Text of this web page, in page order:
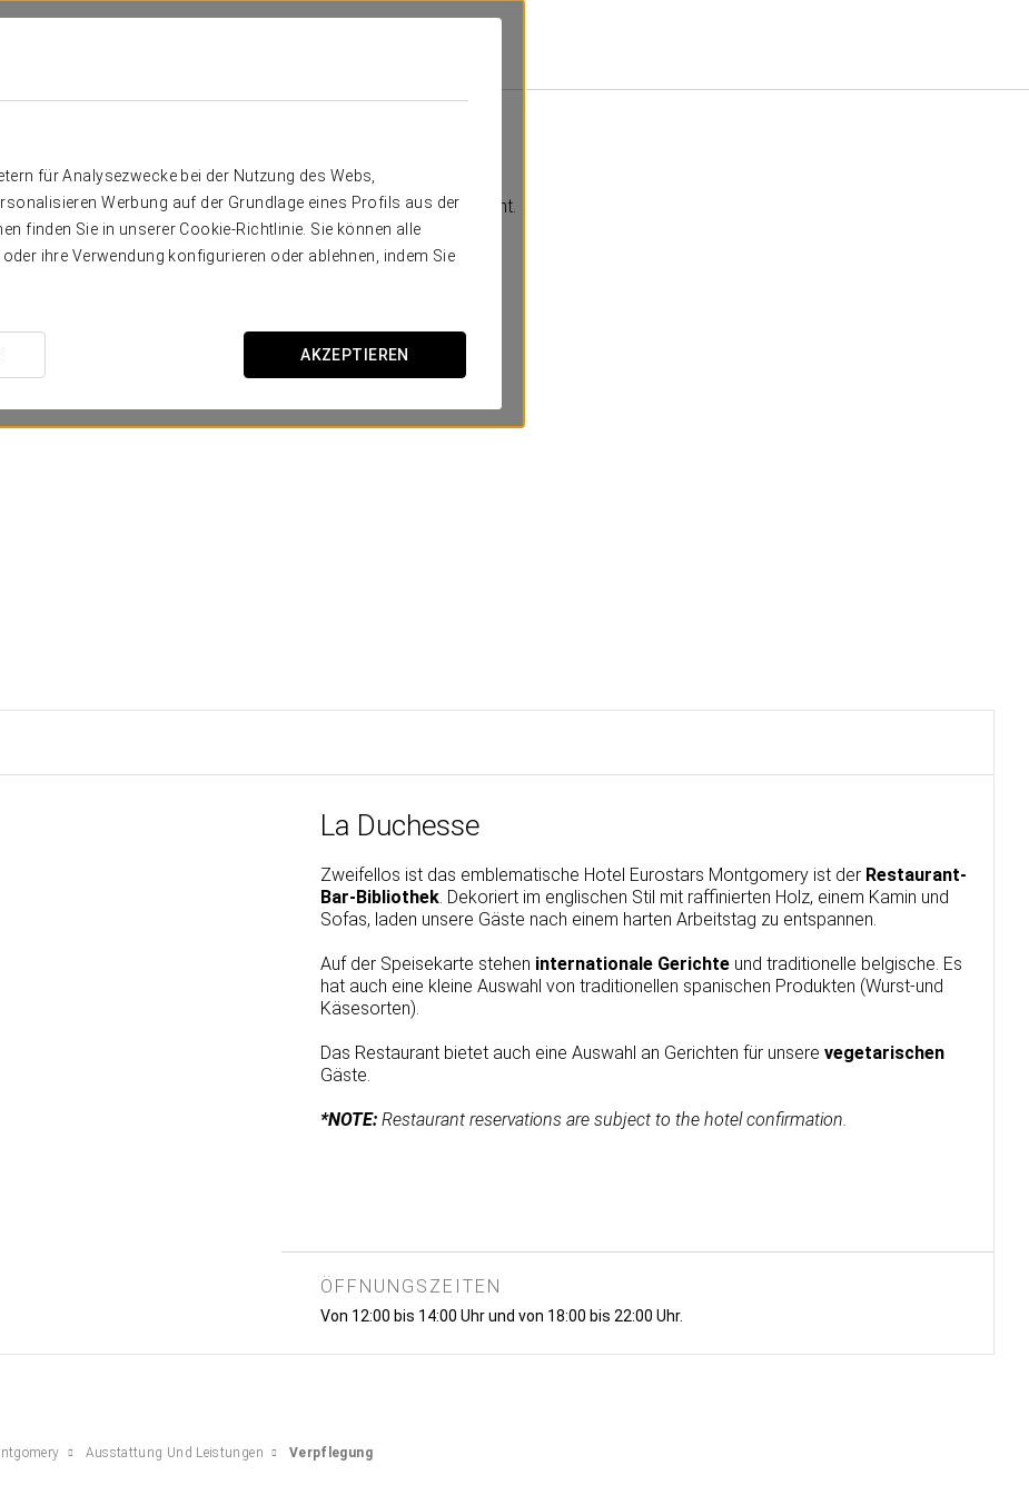
für Analysezwecke bei der Nutzung des Webs,
Werbung auf der Grundlage eines Profils aus der
finden Sie in unserer Cookie-Richtlinie. Sie können alle
ihre Verwendung konfigurieren oder ablehnen, indem Sie
AKZEPTIEREN
Das Hotel verfügt über eine Bar-Cafeteria und ein Restaurant.
La Duchesse
Zweifellos ist das emblematische Hotel Eurostars Montgomery ist der Restaurant-
Bar-Bibliothek. Dekoriert im englischen Stil mit raffinierten Holz, einem Kamin und
Sofas, laden unsere Gäste nach einem harten Arbeitstag zu entspannen.
Auf der Speisekarte stehen internationale Gerichte und traditionelle belgische. Es
hat auch eine kleine Auswahl von traditionellen spanischen Produkten (Wurst-und
Käsesorten).
Das Restaurant bietet auch eine Auswahl an Gerichten für unsere vegetarischen
Gäste.
*NOTE: Restaurant reservations are subject to the hotel confirmation.
ÖFFNUNGSZEITEN
Von 12:00 bis 14:00 Uhr und von 18:00 bis 22:00 Uhr.
Ausstattung Und Leistungen Verpflegung